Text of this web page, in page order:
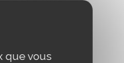
que vous